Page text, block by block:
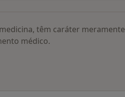
têm caráter meramente
médico.